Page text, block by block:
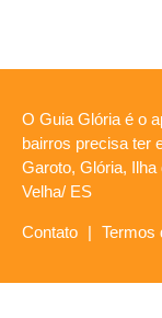
O Guia Glória é o
bairros precisa ter
Garoto, Glória,
Velha/ ES
Contato | Termos